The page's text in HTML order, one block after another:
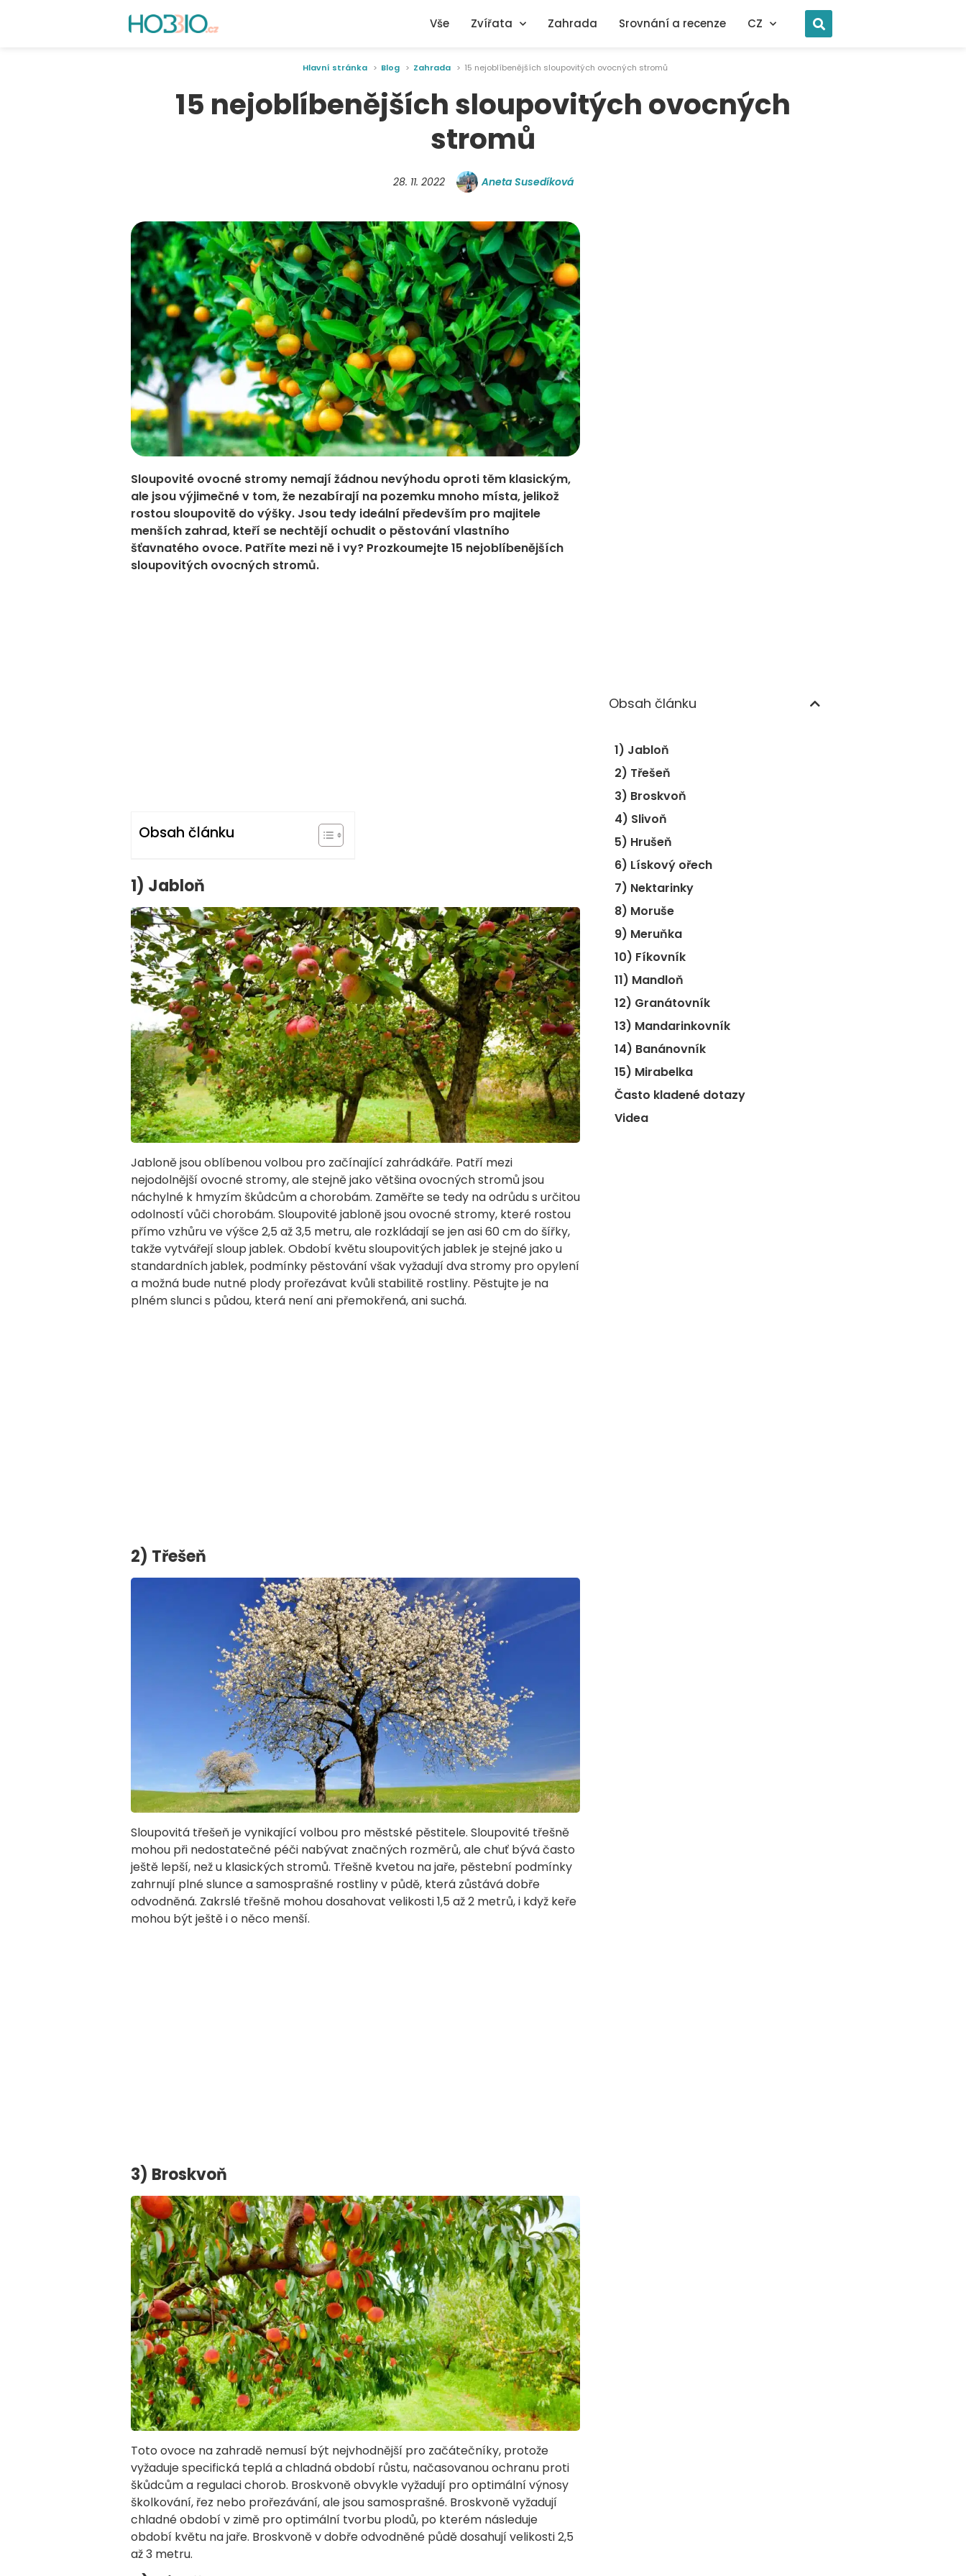
Vše Zvířata Zahrada Srovnání a recenze CZ
Hlavní stránka Blog Zahrada 15 nejoblíbenějších sloupovitých ovocných stromů
15 nejoblíbenějších sloupovitých ovocných
stromů
28. 11. 2022 Aneta Susedíková
Sloupovité ovocné stromy nemají žádnou nevýhodu oproti těm klasickým,
ale jsou výjimečné v tom, že nezabírají na pozemku mnoho místa, jelikož
rostou sloupovitě do výšky. Jsou tedy ideální především pro majitele
menších zahrad, kteří se nechtějí ochudit o pěstování vlastního
šťavnatého ovoce. Patříte mezi ně i vy? Prozkoumejte 15 nejoblíbenějších
sloupovitých ovocných stromů.
Obsah článku
1) Jabloň
Jabloně jsou oblíbenou volbou pro začínající zahrádkáře. Patří mezi
nejodolnější ovocné stromy, ale stejně jako většina ovocných stromů jsou
náchylné k hmyzím škůdcům a chorobám. Zaměřte se tedy na odrůdu s určitou
odolností vůči chorobám. Sloupovité jabloně jsou ovocné stromy, které rostou
přímo vzhůru ve výšce 2,5 až 3,5 metru, ale rozkládají se jen asi 60 cm do šířky,
takže vytvářejí sloup jablek. Období květu sloupovitých jablek je stejné jako u
standardních jablek, podmínky pěstování však vyžadují dva stromy pro opylení
a možná bude nutné plody prořezávat kvůli stabilitě rostliny. Pěstujte je na
plném slunci s půdou, která není ani přemokřená, ani suchá.
2) Třešeň
Sloupovitá třešeň je vynikající volbou pro městské pěstitele. Sloupovité třešně
mohou při nedostatečné péči nabývat značných rozměrů, ale chuť bývá často
ještě lepší, než u klasických stromů. Třešně kvetou na jaře, pěstební podmínky
zahrnují plné slunce a samosprašné rostliny v půdě, která zůstává dobře
odvodněná. Zakrslé třešně mohou dosahovat velikosti 1,5 až 2 metrů, i když keře
mohou být ještě i o něco menší.
3) Broskvoň
Toto ovoce na zahradě nemusí být nejvhodnější pro začátečníky, protože
vyžaduje specifická teplá a chladná období růstu, načasovanou ochranu proti
škůdcům a regulaci chorob. Broskvoně obvykle vyžadují pro optimální výnosy
školkování, řez nebo prořezávání, ale jsou samosprašné. Broskvoně vyžadují
chladné období v zimě pro optimální tvorbu plodů, po kterém následuje
období květu na jaře. Broskvoně v dobře odvodněné půdě dosahují velikosti 2,5
až 3 metru.
Obsah článku
1) Jabloň
2) Třešeň
3) Broskvoň
4) Slivoň
5) Hrušeň
6) Lískový ořech
7) Nektarinky
8) Moruše
9) Meruňka
10) Fíkovník
11) Mandloň
12) Granátovník
13) Mandarinkovník
14) Banánovník
15) Mirabelka
Často kladené dotazy
Videa